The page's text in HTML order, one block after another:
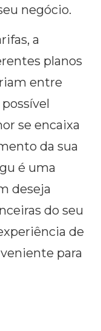
negócio.
a
planos
entre
possível
se encaixa
da sua
é uma
deseja
do seu
de
para